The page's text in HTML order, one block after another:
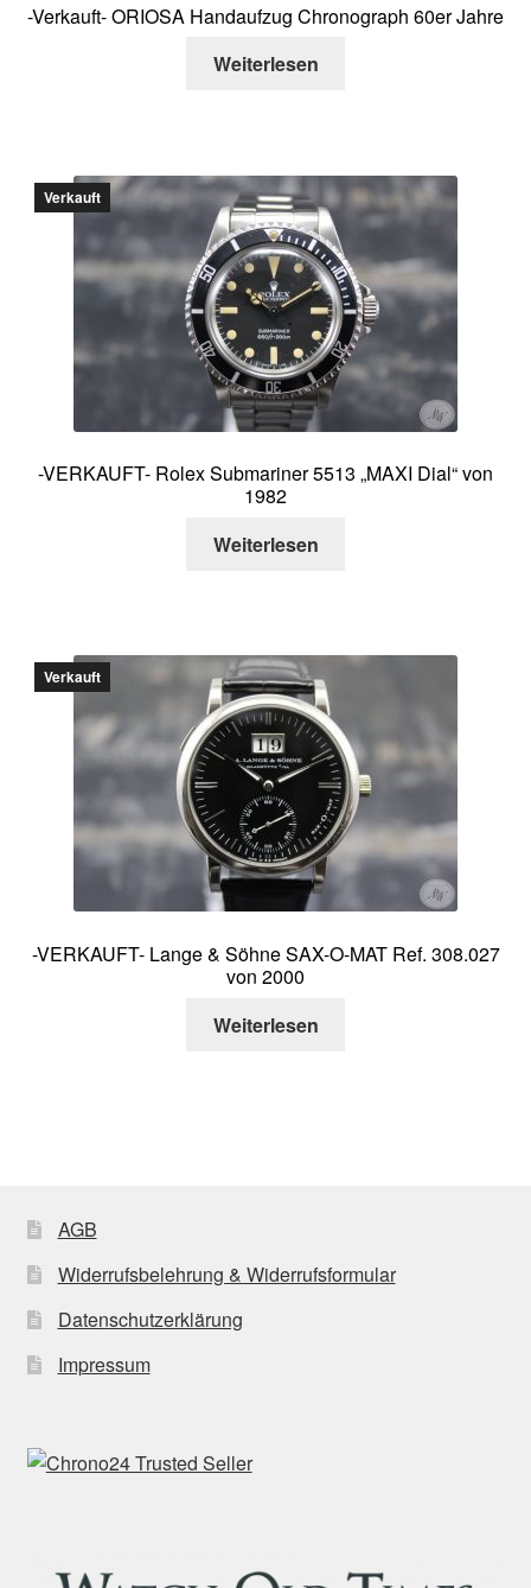
-Verkauft- ORIOSA Handaufzug Chronograph 60er Jahre
Weiterlesen
Verkauft
-VERKAUFT- Rolex Submariner 5513 „MAXI Dial“ von
1982
Weiterlesen
Verkauft
-VERKAUFT- Lange & Söhne SAX-O-MAT Ref. 308.027
von 2000
Weiterlesen
AGB
Widerrufsbelehrung & Widerrufsformular
Datenschutzerklärung
Impressum